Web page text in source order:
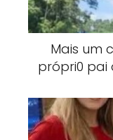
Mais um
própri0 pai